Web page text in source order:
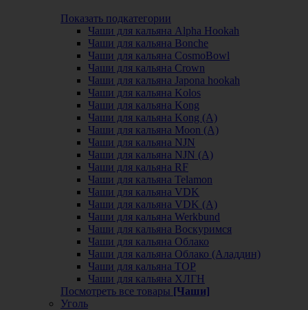
Показать подкатегории
Чаши для кальяна Alpha Hookah
Чаши для кальяна Bonche
Чаши для кальяна CosmoBowl
Чаши для кальяна Crown
Чаши для кальяна Japona hookah
Чаши для кальяна Kolos
Чаши для кальяна Kong
Чаши для кальяна Kong (A)
Чаши для кальяна Moon (А)
Чаши для кальяна NJN
Чаши для кальяна NJN (А)
Чаши для кальяна RF
Чаши для кальяна Telamon
Чаши для кальяна VDK
Чаши для кальяна VDK (А)
Чаши для кальяна Werkbund
Чаши для кальяна Воскуримся
Чаши для кальяна Облако
Чаши для кальяна Облако (Аладдин)
Чаши для кальяна ТОР
Чаши для кальяна ХЛГН
Посмотреть все товары [Чаши]
Уголь